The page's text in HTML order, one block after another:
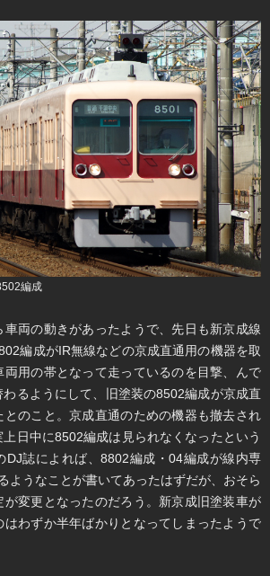
編成
両の動きがあったようで、先日も新京成線
編成がIR無線などの京成直通用の機器を取
両用の帯となって走っているのを目撃、んで
るようにして、旧塗装の8502編成が京成直
のこと。京成直通のための機器も撤去され
日中に8502編成は見られなくなったという
DJ誌によれば、8802編成・04編成が線内専
ようなことが書いてあったはずだが、おそら
が変更となったのだろう。新京成旧塗装車が
わずか半年ばかりとなってしまったようで